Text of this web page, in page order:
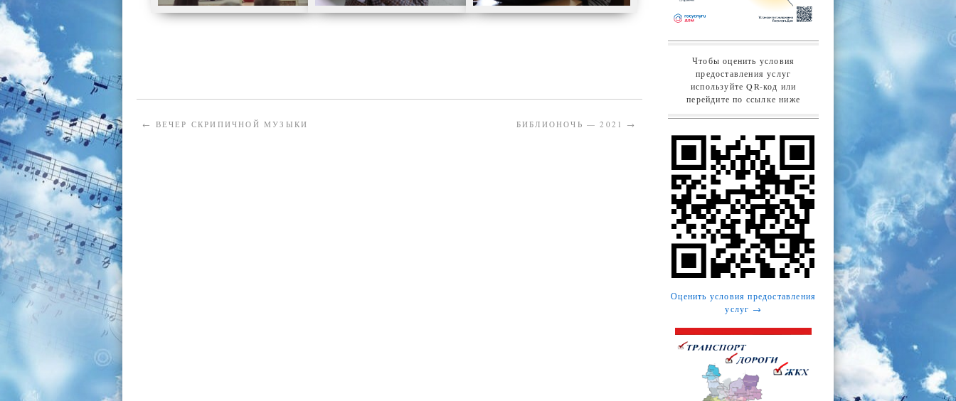
← ВЕЧЕР СКРИПИЧНОЙ МУЗЫКИ БИБЛИОНОЧЬ — 2021 →
Чтобы оценить условия
предоставления услуг
используйте QR-код или
перейдите по ссылке ниже
Оценить условия предоставления
услуг →